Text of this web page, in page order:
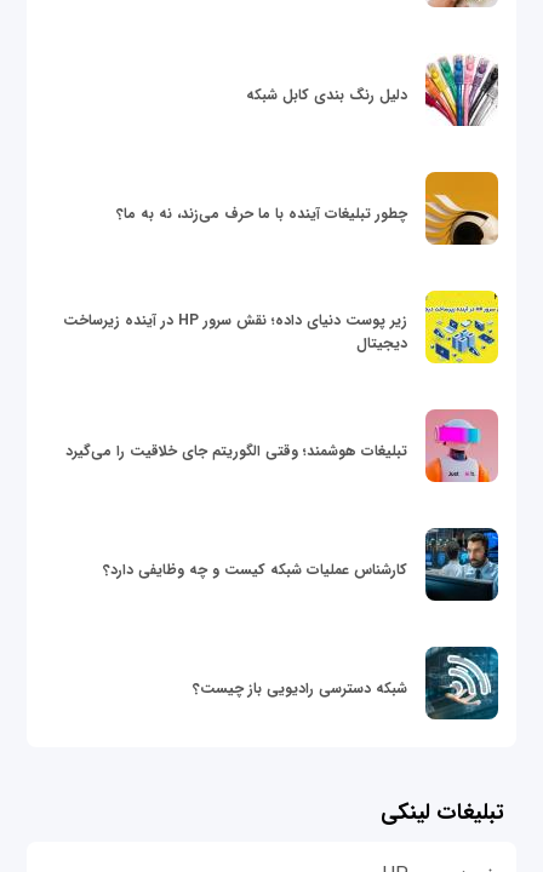
دلیل رنگ بندی کابل شبکه
چطور تبلیغات آینده با ما حرف می‌زند، نه به ما؟
زیر پوست دنیای داده؛ نقش سرور HP در آینده زیرساخت
دیجیتال
تبلیغات هوشمند؛ وقتی الگوریتم جای خلاقیت را می‌گیرد
کارشناس عملیات شبکه کیست و چه وظایفی دارد؟
شبکه دسترسی رادیویی باز چیست؟
تبلیغات لینکی